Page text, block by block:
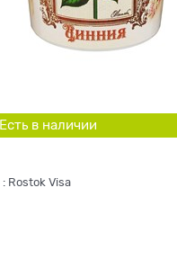
Есть в наличии
: Rostok Visa